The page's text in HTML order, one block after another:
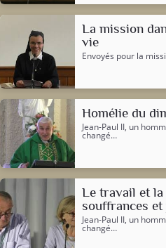
La mission
vie
Envoyés pour la
Homélie du
Jean-Paul II, un
changé…
Le travail et la
souffrances et
Jean-Paul II, un
changé…